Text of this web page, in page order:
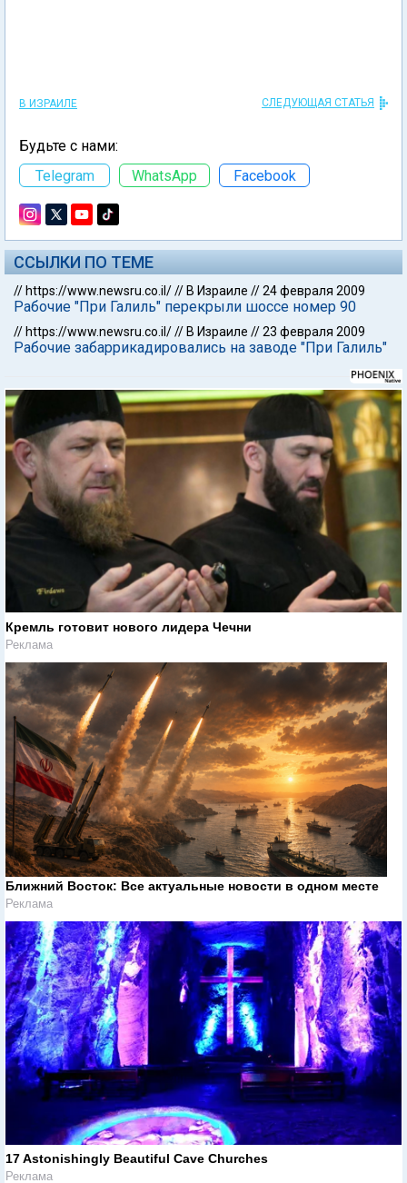
В ИЗРАИЛЕ СЛЕДУЮЩАЯ СТАТЬЯ
Будьте с нами:
Telegram
WhatsApp Facebook
ССЫЛКИ ПО ТЕМЕ
// https://www.newsru.co.il/// В Израиле //24 февраля 2009
Рабочие "При Галиль" перекрыли шоссе номер 90
// https://www.newsru.co.il/// В Израиле //23 февраля 2009
Рабочие забаррикадировались на заводе "При Галиль"
Кремль готовит нового лидера Чечни
Реклама
Ближний Восток: Все актуальные новости в одном месте
Реклама
17 Astonishingly Beautiful Cave Churches
Реклама